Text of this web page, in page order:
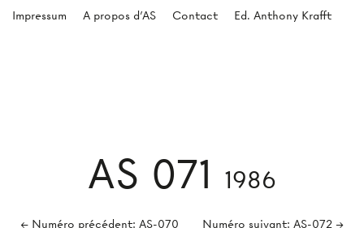
AS 071 1986
← Numéro précédent: AS-070 Numéro suivant: AS-072 →
Impressum
A propos d'AS Contact Ed. Anthony Krafft